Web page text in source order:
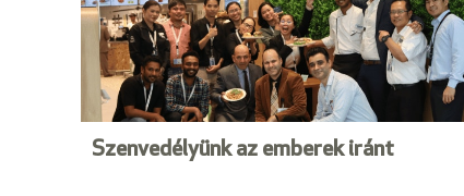
Szenvedélyünk az emberek iránt